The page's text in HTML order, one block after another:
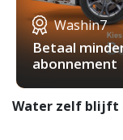
Washin7
Betaal
abonnement
Water zelf blijft